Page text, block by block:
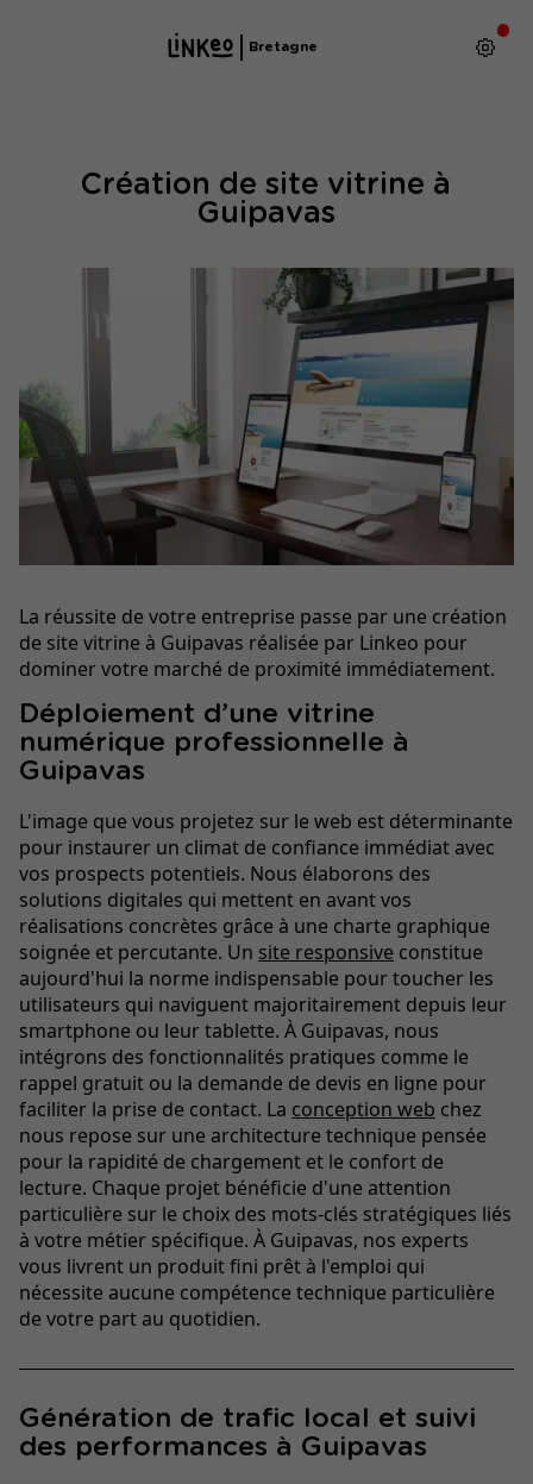
Bretagne
Création de site vitrine à
Guipavas
La réussite de votre entreprise passe par une création
de site vitrine à Guipavas réalisée par Linkeo pour
dominer votre marché de proximité immédiatement.
Déploiement d’une vitrine
numérique professionnelle à
Guipavas
L'image que vous projetez sur le web est déterminante
pour instaurer un climat de confiance immédiat avec
vos prospects potentiels. Nous élaborons des
solutions digitales qui mettent en avant vos
réalisations concrètes grâce à une charte graphique
soignée et percutante. Un site responsive constitue
aujourd'hui la norme indispensable pour toucher les
utilisateurs qui naviguent majoritairement depuis leur
smartphone ou leur tablette. À Guipavas, nous
intégrons des fonctionnalités pratiques comme le
rappel gratuit ou la demande de devis en ligne pour
faciliter la prise de contact. La conception web chez
nous repose sur une architecture technique pensée
pour la rapidité de chargement et le confort de
lecture. Chaque projet bénéficie d'une attention
particulière sur le choix des mots-clés stratégiques liés
à votre métier spécifique. À Guipavas, nos experts
vous livrent un produit fini prêt à l'emploi qui
nécessite aucune compétence technique particulière
de votre part au quotidien.
Génération de trafic local et suivi
des performances à Guipavas